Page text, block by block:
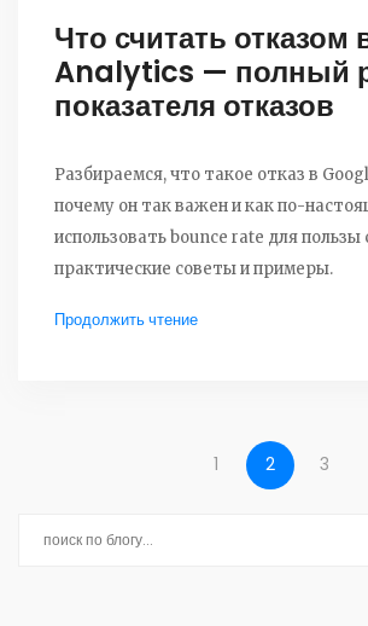
Что считать отказом
Analytics — полный
показателя отказов
Разбираемся, что такое отказ в
почему он так важен и как по-
использовать bounce rate для
практические советы и примеры.
Продолжить чтение
1 2 3